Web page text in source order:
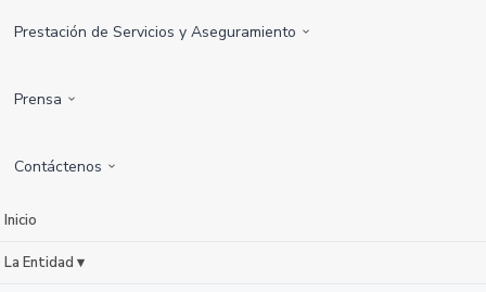
Prestación de Servicios y Aseguramiento
Prensa
Contáctenos
Inicio
La Entidad ▾